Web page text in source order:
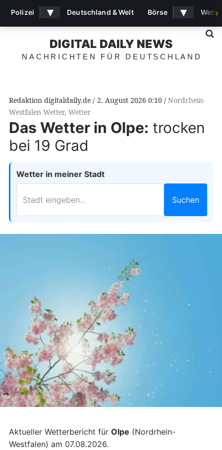
DIGITAL DAILY NEWS
NACHRICHTEN FÜR DEUTSCHLAND
Redaktion digitaldaily.de 2. August 2026 0:10
Nordrhein-
Westfalen Wetter, Wetter
Das Wetter in Olpe: trocken
bei 19 Grad
Wetter in meiner Stadt
Suchen
Aktueller Wetterbericht für Olpe (Nordrhein-
Westfalen) am 07.08.2026.
Polizei ▾ Deutschland & Welt Börse ▾ ›